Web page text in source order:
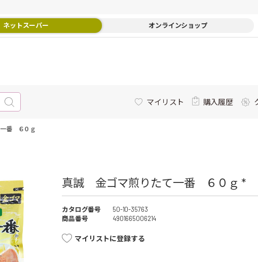
ネットスーパー オンラインショップ
マイリスト 購入履歴
番 ６０ｇ
真誠 金ゴマ煎りたて一番 ６０ｇ *
カタログ番号
50-10-35763
商品番号
4901665006214
マイリストに登録する